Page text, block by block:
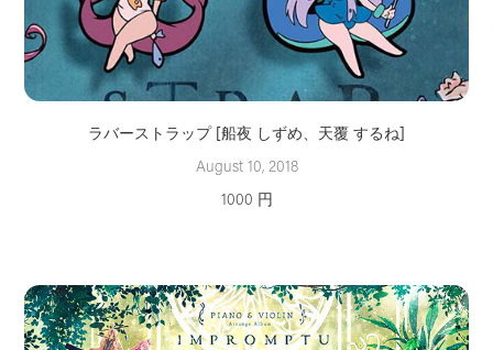
ラバーストラップ [船夜 しずめ、天覆 するね]
August 10, 2018
1000 円